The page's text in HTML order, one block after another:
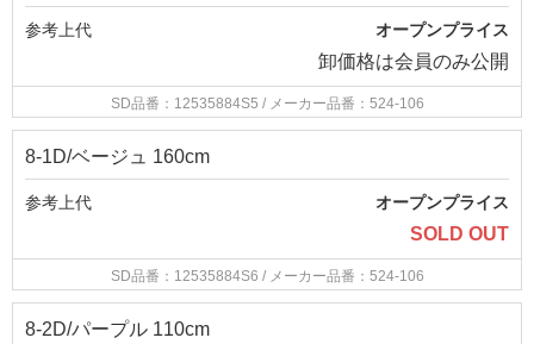
参考上代 オープンプライス
卸価格は会員のみ公開
SD品番：12535884S5 / メーカー品番：524-106
8-1D/ベージュ 160cm
参考上代 オープンプライス
SOLD OUT
SD品番：12535884S6 / メーカー品番：524-106
8-2D/パープル 110cm